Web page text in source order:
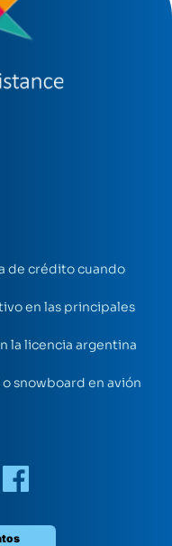
de crédito cuando
en las principales
la licencia argentina
snowboard en avión